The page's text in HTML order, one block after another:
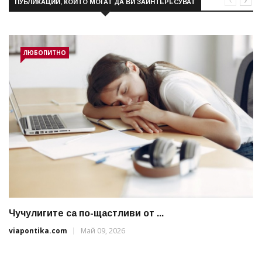
ПУБЛИКАЦИИ, КОИТО МОГАТ ДА ВИ ЗАИНТЕРЕСУВАТ
ЛЮБОПИТНО
Чучулигите са по-щастливи от ...
viapontika.com
Май 09, 2026